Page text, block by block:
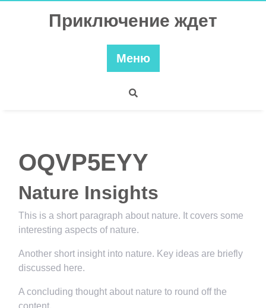
Приключение ждет
Меню
OQVP5EYY
Nature Insights
This is a short paragraph about nature. It covers some
interesting aspects of nature.
Another short insight into nature. Key ideas are briefly
discussed here.
A concluding thought about nature to round off the
content.